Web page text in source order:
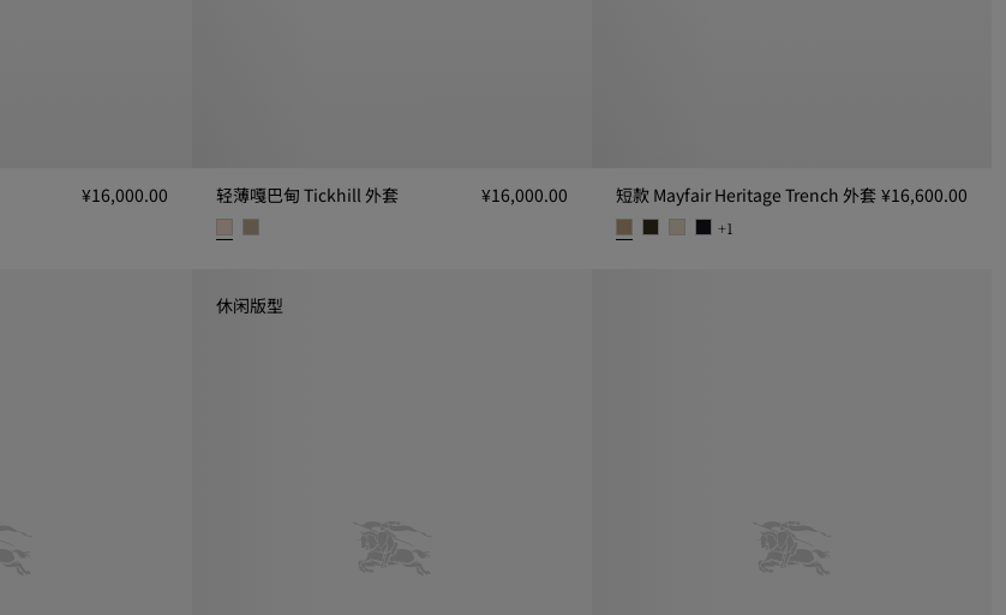
¥16,000.00 轻薄嘎巴甸 Tickhill 外套 ¥16,000.00 短款 Mayfair Heritage Trench 外套 ¥16,600.00
+1
休闲版型